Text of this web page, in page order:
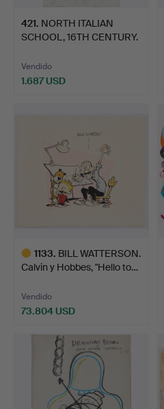
421. NORTH ITALIAN
SCHOOL, 16TH CENTURY.
Vendido
1.687 USD
1133. BILL WATTERSON.
Calvin y Hobbes, "Hello to…
Vendido
73.804 USD
seleccionado